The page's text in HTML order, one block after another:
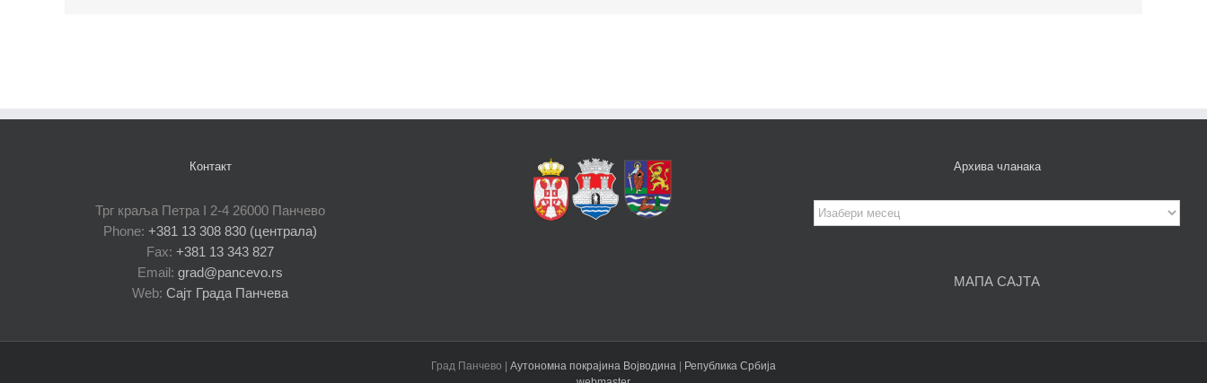
Контакт
Трг краља Петра I 2-4 26000 Панчево
Phone: +381 13 308 830 (централа)
Fax: +381 13 343 827
Email: grad@pancevo.rs
Web: Сајт Града Панчева
Архива чланака
Архива
чланака
МАПА САЈТА
Град Панчево | Аутономна покрајина Војводина | Република Србија